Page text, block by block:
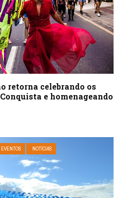
retorna celebrando os
e homenageando
EVENTOS NOTÍCIAS